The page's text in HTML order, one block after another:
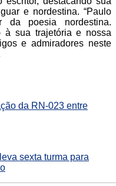
e nordestina. “Paulo
da poesia nordestina.
à sua trajetória e nossa
e admiradores neste
da RN-023 entre
sexta turma para